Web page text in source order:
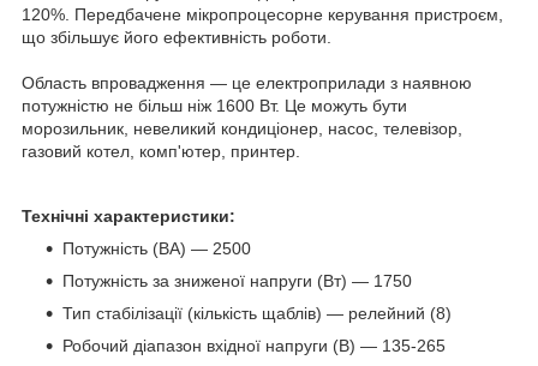
120%. Передбачене мікропроцесорне керування пристроєм,
що збільшує його ефективність роботи.
Область впровадження — це електроприлади з наявною
потужністю не більш ніж 1600 Вт. Це можуть бути
морозильник, невеликий кондиціонер, насос, телевізор,
газовий котел, комп'ютер, принтер.
Технічні характеристики:
Потужність (ВА) — 2500
Потужність за зниженої напруги (Вт) — 1750
Тип стабілізації (кількість щаблів) — релейний (8)
Робочий діапазон вхідної напруги (В) — 135-265